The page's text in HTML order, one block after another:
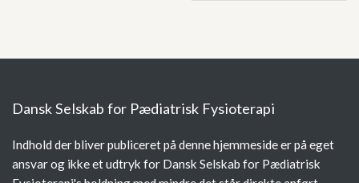
Dansk Selskab for Pædiatrisk Fysioterapi
Indhold der bliver publiceret på denne hjemmeside er på eget
ansvar og ikke et udtryk for Dansk Selskab for Pædiatrisk